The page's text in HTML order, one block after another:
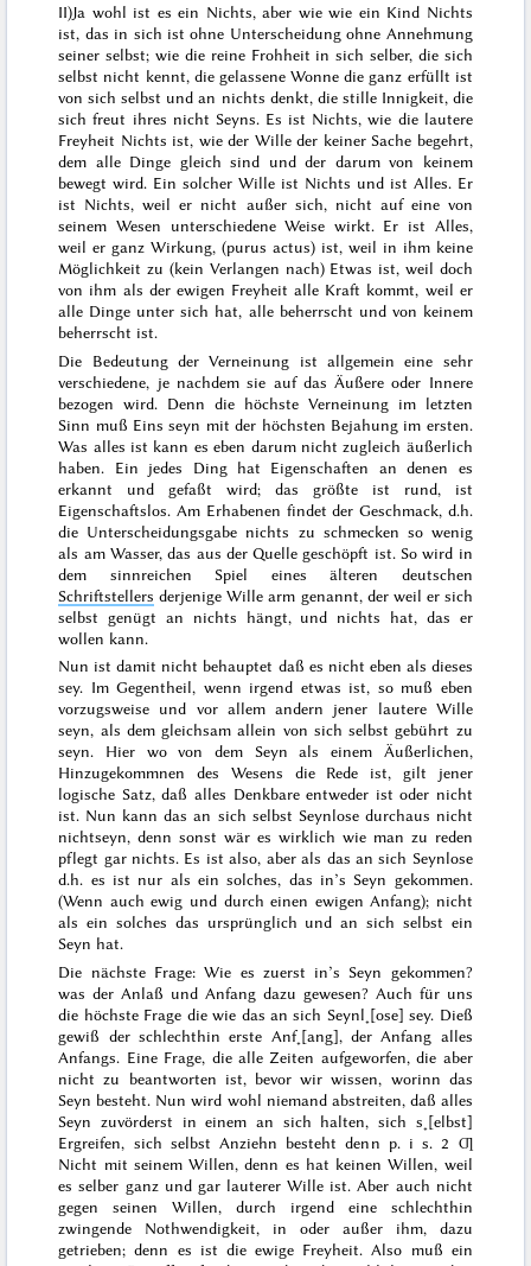
II)Ja wohl ist es ein Nichts, aber wie wie ein Kind Nichts
ist, das in sich ist ohne Unterscheidung ohne Annehmung
seiner selbst; wie die reine Frohheit in sich selber, die sich
selbst nicht kennt, die gelassene Wonne die ganz erfüllt ist
von sich selbst und an nichts denkt, die stille Innigkeit, die
sich freut ihres nicht Seyns. Es ist Nichts, wie die lautere
Freyheit Nichts ist, wie der Wille der keiner Sache begehrt,
dem alle Dinge gleich sind und der darum von keinem
bewegt wird. Ein solcher Wille ist Nichts und ist Alles. Er
ist Nichts, weil er nicht außer sich, nicht auf eine von
seinem Wesen unterschiedene Weise wirkt. Er ist Alles,
weil er ganz Wirkung, (purus actus) ist, weil in ihm keine
Möglichkeit zu (kein Verlangen nach) Etwas ist, weil doch
von ihm als der ewigen Freyheit alle Kraft kommt, weil er
alle Dinge unter sich hat, alle beherrscht und von keinem
beherrscht ist.
Die Bedeutung der Verneinung ist allgemein eine sehr
verschiedene, je nachdem sie auf das Äußere oder Innere
bezogen wird. Denn die höchste Verneinung im letzten
Sinn muß Eins seyn mit der höchsten Bejahung im ersten.
Was alles ist kann es eben darum nicht zugleich äußerlich
haben. Ein jedes Ding hat Eigenschaften an denen es
erkannt und gefaßt wird; das größte ist rund, ist
Eigenschaftslos. Am Erhabenen findet der Geschmack, d.h.
die Unterscheidungsgabe nichts zu schmecken so wenig
als am Wasser, das aus der Quelle geschöpft ist. So wird in
dem sinnreichen Spiel eines älteren deutschen
Schriftstellers derjenige Wille arm genannt, der weil er sich
selbst genügt an nichts hängt, und nichts hat, das er
wollen kann.
Nun ist damit nicht behauptet daß es nicht eben als dieses
sey. Im Gegentheil, wenn irgend etwas ist, so muß eben
vorzugsweise und vor allem andern jener lautere Wille
seyn, als dem gleichsam allein von sich selbst gebührt zu
seyn. Hier wo von dem Seyn als einem Äußerlichen,
Hinzugekommnen des Wesens die Rede ist, gilt jener
logische Satz, daß alles Denkbare entweder ist oder nicht
ist. Nun kann das an sich selbst Seynlose durchaus nicht
nichtseyn, denn sonst wär es wirklich wie man zu reden
pflegt gar nichts. Es ist also, aber als das an sich Seynlose
d.h. es ist nur als ein solches, das in’s Seyn gekommen.
(Wenn auch ewig und durch einen ewigen Anfang); nicht
als ein solches das ursprünglich und an sich selbst ein
Seyn hat.
Die nächste Frage:Wie es zuerst in’s Seyn gekommen?
was der Anlaß und Anfang dazu gewesen? Auch für uns
die höchste Frage die wie das an sich Seynl˖[ose] sey. Dieß
gewiß der schlechthinerste Anf˖[ang], der Anfang alles
Anfangs. Eine Frage, die alle Zeiten aufgeworfen, die aber
nicht zu beantworten ist, bevor wir wissen, worinn das
Seyn besteht. Nun wird wohl niemand abstreiten, daß alles
Seyn zuvörderst in einem an sich halten, sich s˖[elbst]
Ergreifen, sich selbst Anziehn besteht denn p. i s. 2 Ƣ
Nicht mit seinem Willen, denn es hat keinen Willen, weil
es selber ganz und gar lauterer Wille ist. Aber auch nicht
gegen seinen Willen, durch irgend eine schlechthin
zwingende Nothwendigkeit, in oder außer ihm, dazu
getrieben; denn es ist die ewige Freyheit. Also muß ein